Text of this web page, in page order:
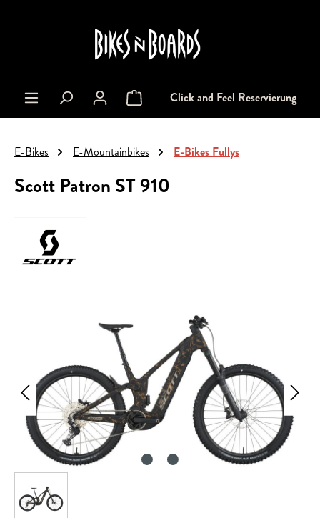
Warenkorb enthält 0 Positionen. Der
Click and Feel Reservierung
E-Bikes E-Mountainbikes E-Bikes Fullys
Scott Patron ST 910
Bildergalerie überspringen